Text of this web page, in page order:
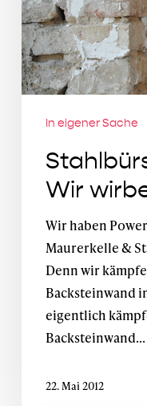
Staub
auf
In eigener Sache
Wir
Wir haben
Maurerkelle &
Denn wir
Backsteinwand
eigentlich
22. Mai 2012